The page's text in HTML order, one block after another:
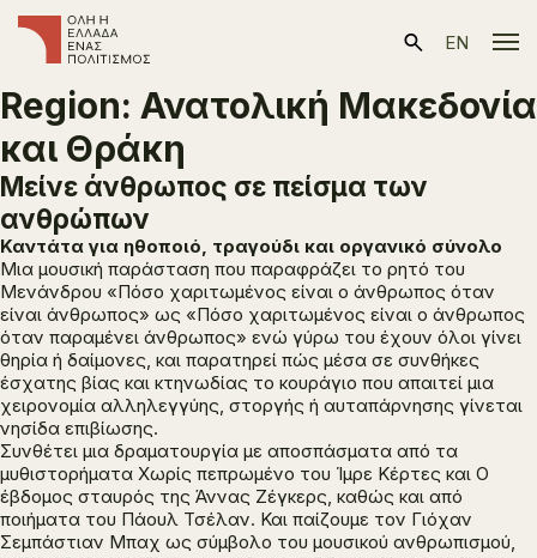
EN
Region: Ανατολική Μακεδονία
και Θράκη
Μείνε άνθρωπος σε πείσμα των
ανθρώπων
Καντάτα για ηθοποιό, τραγούδι και οργανικό σύνολο
Μια μουσική παράσταση που παραφράζει το ρητό του
Μενάνδρου «Πόσο χαριτωμένος είναι ο άνθρωπος όταν
είναι άνθρωπος» ως «Πόσο χαριτωμένος είναι ο άνθρωπος
όταν παραμένει άνθρωπος» ενώ γύρω του έχουν όλοι γίνει
θηρία ή δαίμονες, και παρατηρεί πώς μέσα σε συνθήκες
έσχατης βίας και κτηνωδίας το κουράγιο που απαιτεί μια
χειρονομία αλληλεγγύης, στοργής ή αυταπάρνησης γίνεται
νησίδα επιβίωσης.
Συνθέτει μια δραματουργία με αποσπάσματα από τα
μυθιστορήματα Χωρίς πεπρωμένο του Ίμρε Κέρτες και Ο
έβδομος σταυρός της Άννας Ζέγκερς, καθώς και από
ποιήματα του Πάουλ Τσέλαν. Και παίζουμε τον Γιόχαν
Σεμπάστιαν Μπαχ ως σύμβολο του μουσικού ανθρωπισμού,